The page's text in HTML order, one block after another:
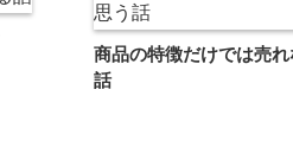
商品の特徴だけでは売
話